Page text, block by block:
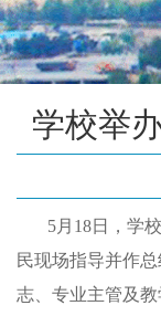
学校举
5月18日，学
民现场指导并作
志、专业主管及教